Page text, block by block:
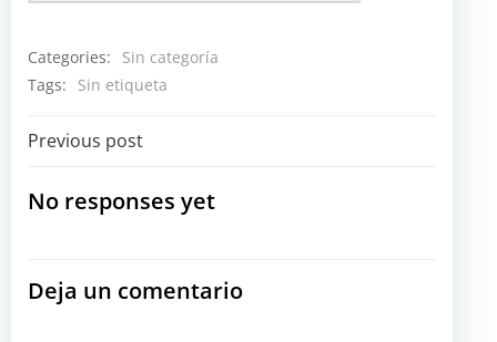
Categories:
Sin categoría
Tags:
Sin etiqueta
Navegación
por
entradas
Previous post
No responses yet
Deja un comentario